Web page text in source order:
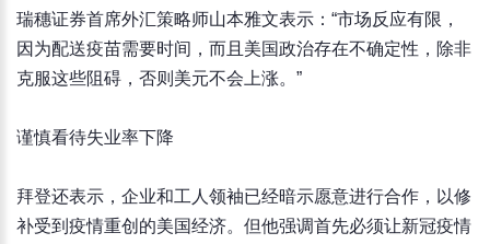
瑞穗证券首席外汇策略师山本雅文表示：“市场反应有限，
因为配送疫苗需要时间，而且美国政治存在不确定性，除非
克服这些阻碍，否则美元不会上涨。”
谨慎看待失业率下降
拜登还表示，企业和工人领袖已经暗示愿意进行合作，以修
补受到疫情重创的美国经济。但他强调首先必须让新冠疫情